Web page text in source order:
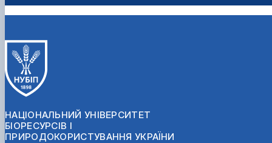
НАЦІОНАЛЬНИЙ УНІВЕРСИТЕТ
БІОРЕСУРСІВ І
ПРИРОДОКОРИСТУВАННЯ УКРАЇНИ